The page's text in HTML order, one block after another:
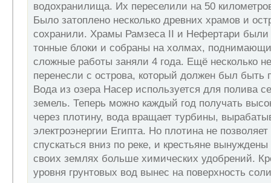
водохранилища. Их переселили на 50
Было затоплено несколько древних храмов и
сохранили. Храмы Рамзеса II и Нефертари были
тонные блоки и собраны на холмах,
сложные работы заняли 4 года. Ещё несколько
перенесли с острова, который должен был быть
Вода из озера Насер используется для полива
земель. Теперь можно каждый год получать
через плотину, вода вращает турбины,
электроэнергии Египта. Но плотина не
спускаться вниз по реке, и крестьяне
своих землях больше химических удобрений.
уровня грунтовых вод вынес на поверхность